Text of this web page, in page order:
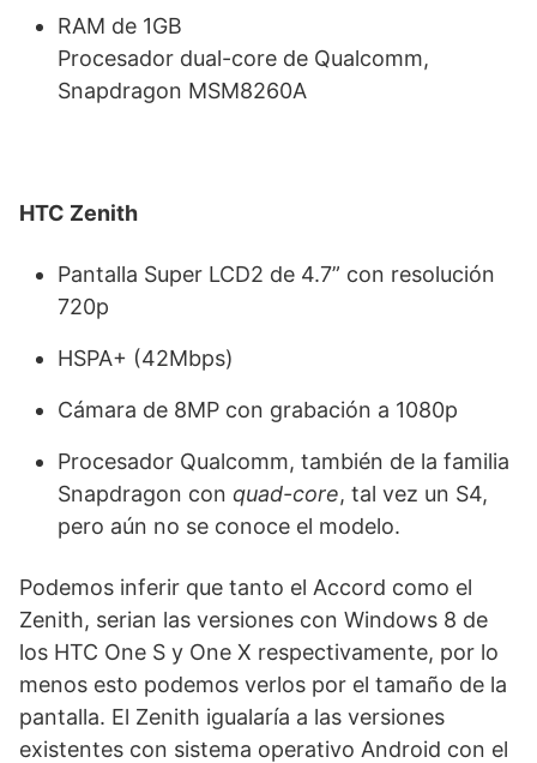
RAM de 1GB
Procesador dual-core de Qualcomm,
Snapdragon MSM8260A
HTC Zenith
Pantalla Super LCD2 de 4.7” con resolución
720p
HSPA+ (42Mbps)
Cámara de 8MP con grabación a 1080p
Procesador Qualcomm, también de la familia
Snapdragon con quad-core, tal vez un S4,
pero aún no se conoce el modelo.
Podemos inferir que tanto el Accord como el
Zenith, serian las versiones con Windows 8 de
los HTC One S y One X respectivamente, por lo
menos esto podemos verlos por el tamaño de la
pantalla. El Zenith igualaría a las versiones
existentes con sistema operativo Android con el